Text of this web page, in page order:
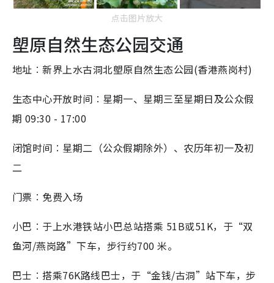
点击图片放大
塱原自然生态公园交通
地址︰新界上水古洞北塱原自然生态公园(香港燕岗村)
生态中心开放时间︰星期一、星期三至星期日及公众假
期 09:30 - 17:00
闭馆时间︰星期二（公众假期除外）、农历年初一及初
二
门票︰免费入场
小巴︰于上水港铁站小巴总站搭乘 51B或51K，于“双
鱼河/燕岗路”下车，步行约700 米。
巴士︰搭乘76K路线巴士，于“金钱/古洞”站下车，步